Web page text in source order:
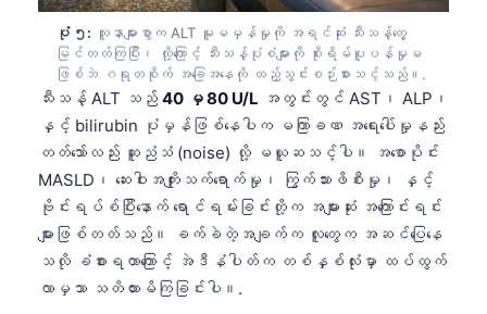
ပုံ ၅: လူနာများစွာက ALT မူမမှန်မှုကို အရင်ဆုံး သီးသန့်တွေ့
မြင်တတ်ကြပြီး၊ ထို့ကြောင့် သီးသန့်ပုံစံများကို စိုးရိမ်ပူပန်မှုမ
ဖြစ်ဘဲ ဂရုတစိုက် အခြေအနေကို ထည့်သွင်းစဉ်းစားသင့်သည်။.
သီးသန့် ALT သည် 40 မှ 80 U/L အတွင်းတွင် AST၊ ALP၊
နှင့် bilirubin ပုံမှန်ဖြစ်နေပါက မကြာခဏ အရေးပေါ်မှုနည်း
တတ်သော်လည်း ဆူညံသံ (noise) လို့ မယူဆသင့်ပါ။ အစောပိုင်း
MASLD၊ ဆေးဝါးအကျိုးသက်ရောက်မှု၊ ကြွက်သားဖိစီးမှု၊ နှင့်
ဗိုင်းရပ်စ်ပြီးနောက် ရောင်ရမ်းခြင်းတို့က အများဆုံး အကြောင်းရင်း
များဖြစ်တတ်သည်။ ခက်ခဲတဲ့အချက်က လူတွေက အဆင်ပြေနေ
သလို ခံစားရတာကြောင့် အဲဒီနံပါတ်က တစ်နှစ်လုံးမှာ ထပ်ထွက်
လာမှသာ သတိထားမိကြခြင်းပါ။.
Cebuano
ئۇيغۇرچە
Кыргызча
Татар теле
Беларуская мова
Esperanto
Frysk
Ślōnskŏ gŏdka
Norsk bokmål